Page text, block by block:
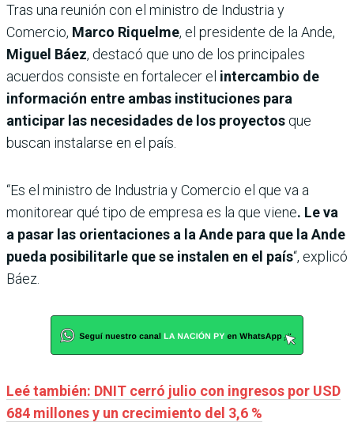
Tras una reunión con el ministro de Industria y
Comercio, Marco Riquelme, el presidente de la Ande,
Miguel Báez, destacó que uno de los principales
acuerdos consiste en fortalecer el intercambio de
información entre ambas instituciones para
anticipar las necesidades de los proyectos que
buscan instalarse en el país.
“Es el ministro de Industria y Comercio el que va a
monitorear qué tipo de empresa es la que viene. Le va
a pasar las orientaciones a la Ande para que la Ande
pueda posibilitarle que se instalen en el país“, explicó
Báez.
Leé también: DNIT cerró julio con ingresos por USD
684 millones y un crecimiento del 3,6 %